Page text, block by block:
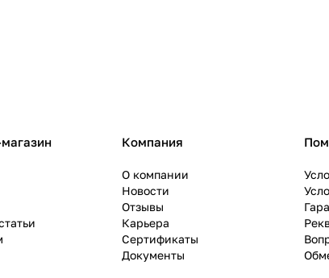
Компания
О компании
Новости
Отзывы
Карьера
Сертификаты
Документы